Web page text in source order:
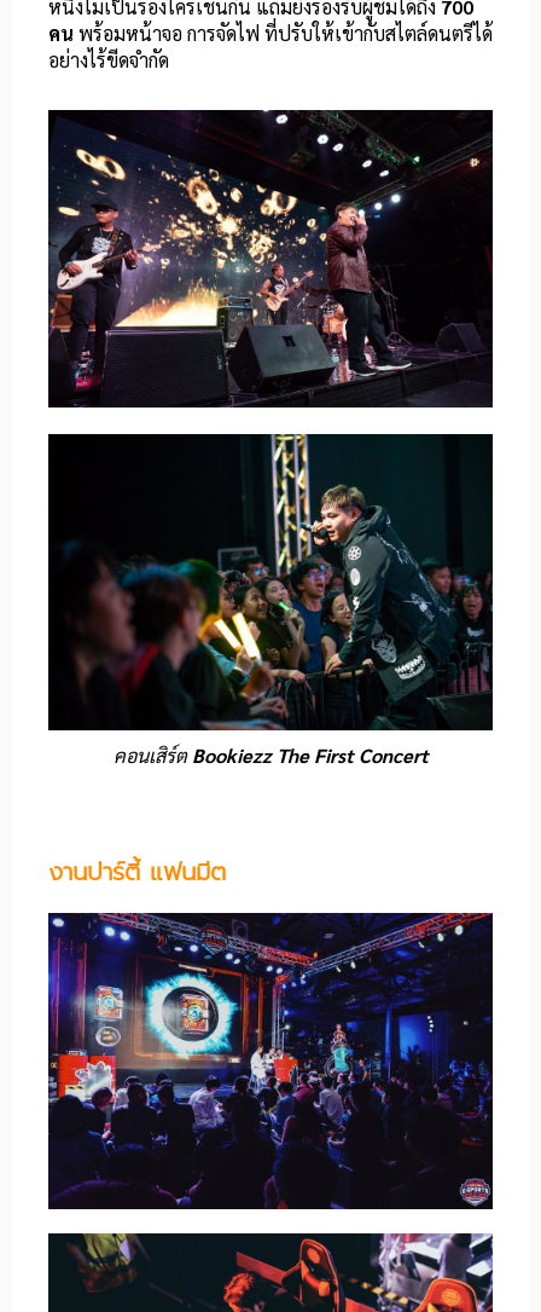
หนึ่งไม่เป็นรองใครเช่นกัน แถมยังรองรับผู้ชมได้ถึง 700
คน พร้อมหน้าจอ การจัดไฟ ที่ปรับให้เข้ากับสไตล์ดนตรีได้
อย่างไร้ขีดจำกัด
คอนเสิร์ตBookiezz The First Concert
งานปาร์ตี้ แฟนมีต